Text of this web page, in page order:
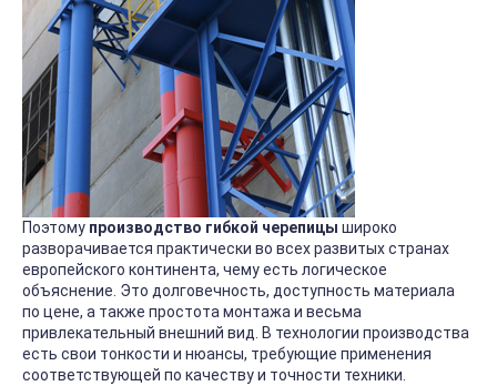
Поэтому производство гибкой черепицы широко
разворачивается практически во всех развитых странах
европейского континента, чему есть логическое
объяснение. Это долговечность, доступность материала
по цене, а также простота монтажа и весьма
привлекательный внешний вид. В технологии производства
есть свои тонкости и нюансы, требующие применения
соответствующей по качеству и точности техники.